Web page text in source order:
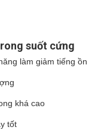
suốt cứng
làm giảm tiếng ồn
khá cao
tốt